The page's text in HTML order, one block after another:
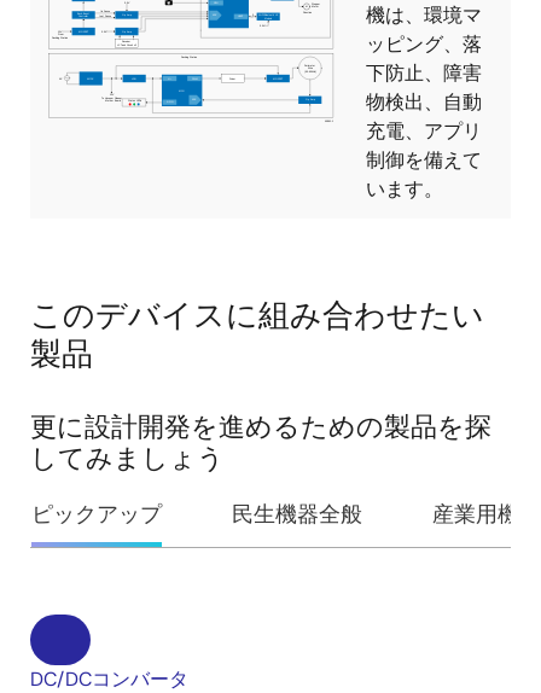
機は、環境マ
ッピング、落
下防止、障害
物検出、自動
充電、アプリ
制御を備えて
います。
このデバイスに組み合わせたい
製品
更に設計開発を進めるための製品を探
してみましょう
ピックアップ 民生機器全般 産業用機器
DC/DCコンバータ